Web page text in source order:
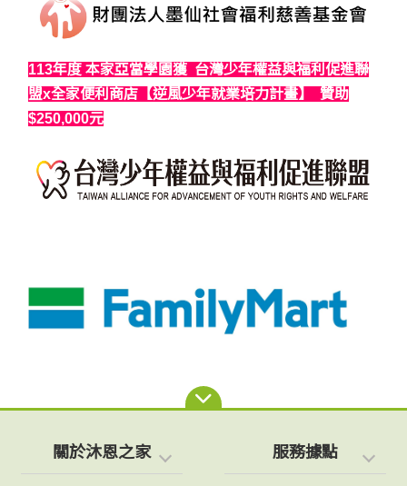
113年度 本家亞當學園獲 台灣少年權益與福利促進聯
盟x全家便利商店【逆風少年就業培力計畫】 贊助
$250,000元
關於沐恩之家 服務據點